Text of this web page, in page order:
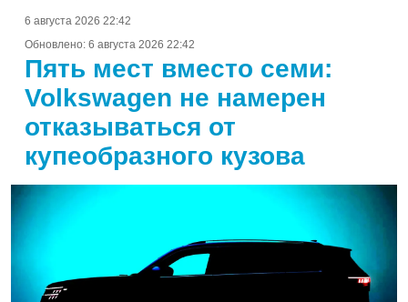
6 августа 2026 22:42
Обновлено: 6 августа 2026 22:42
Пять мест вместо семи:
Volkswagen не намерен
отказываться от
купеобразного кузова